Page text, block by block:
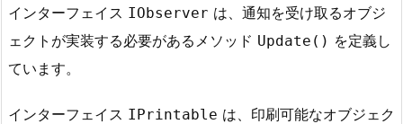
インターフェイス IObserver は、通知を受け取るオブジ
ェクトが実装する必要があるメソッド Update() を定義し
ています。
インターフェイス IPrintable は、印刷可能なオブジェク